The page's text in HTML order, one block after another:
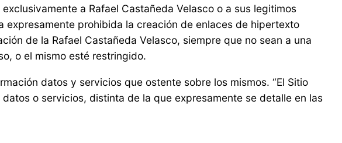
a Rafael Castañeda Velasco o a sus legitimos
prohibida la creación de enlaces de hipertexto
de la Rafael Castañeda Velasco, siempre que no sean a una
o el mismo esté restringido.
datos y servicios que ostente sobre los mismos. “El Sitio
o servicios, distinta de la que expresamente se detalle en las